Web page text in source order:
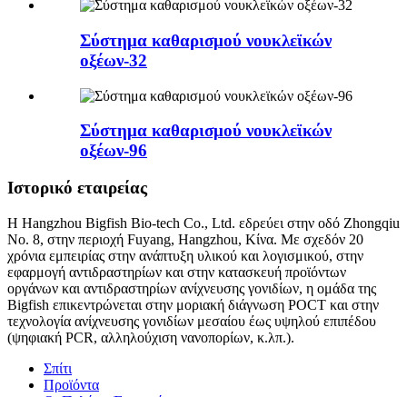
Σύστημα καθαρισμού νουκλεϊκών
οξέων-32
Σύστημα καθαρισμού νουκλεϊκών
οξέων-96
Ιστορικό εταιρείας
Η Hangzhou Bigfish Bio-tech Co., Ltd. εδρεύει στην οδό Zhongqiu
Νο. 8, στην περιοχή Fuyang, Hangzhou, Κίνα. Με σχεδόν 20
χρόνια εμπειρίας στην ανάπτυξη υλικού και λογισμικού, στην
εφαρμογή αντιδραστηρίων και στην κατασκευή προϊόντων
οργάνων και αντιδραστηρίων ανίχνευσης γονιδίων, η ομάδα της
Bigfish επικεντρώνεται στην μοριακή διάγνωση POCT και στην
τεχνολογία ανίχνευσης γονιδίων μεσαίου έως υψηλού επιπέδου
(ψηφιακή PCR, αλληλούχιση νανοπορίων, κ.λπ.).
Σπίτι
Προϊόντα